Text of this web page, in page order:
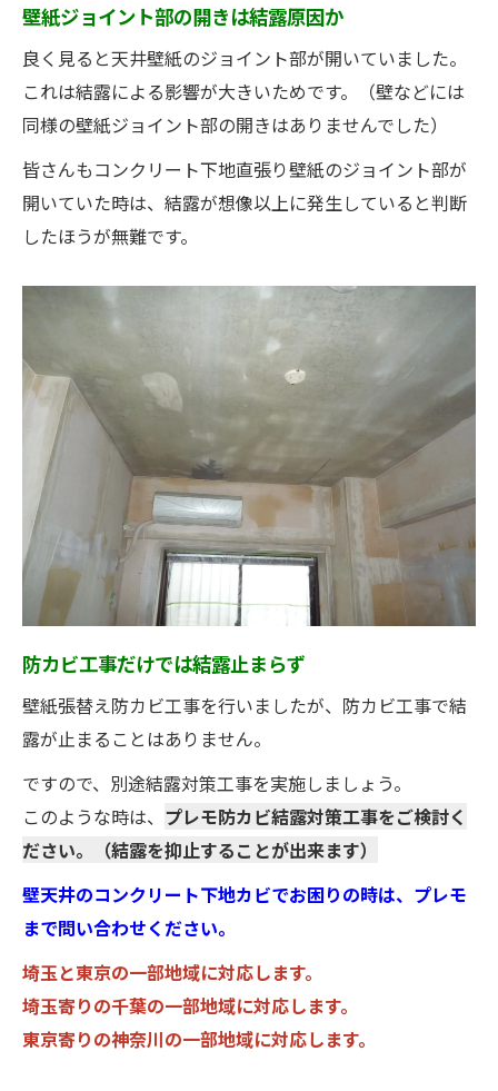
壁紙ジョイント部の開きは結露原因か
良く見ると天井壁紙のジョイント部が開いていました。
これは結露による影響が大きいためです。（壁などには
同様の壁紙ジョイント部の開きはありませんでした）
皆さんもコンクリート下地直張り壁紙のジョイント部が
開いていた時は、結露が想像以上に発生していると判断
したほうが無難です。
防カビ工事だけでは結露止まらず
壁紙張替え防カビ工事を行いましたが、防カビ工事で結
露が止まることはありません。
ですので、別途結露対策工事を実施しましょう。
このような時は、 プレモ防カビ結露対策工事をご検討く
ださい。（結露を抑止することが出来ます）
壁天井のコンクリート下地カビでお困りの時は、プレモ
まで問い合わせください。
埼玉と東京の一部地域に対応します。
埼玉寄りの千葉の一部地域に対応します。
東京寄りの神奈川の一部地域に対応します。